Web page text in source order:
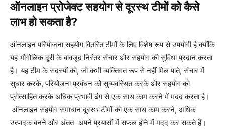
ऑनलाइन प्रोजेक्ट सहयोग से दूरस्थ टीमों को कैसे
लाभ हो सकता है?
ऑनलाइन परियोजना सहयोग वितरित टीमों के लिए विशेष रूप से उपयोगी है क्योंकि
यह भौगोलिक दूरी के बावजूद निरंतर संचार और सहयोग की सुविधा प्रदान करता
है। यह टीम के सदस्यों को, जो कभी व्यक्तिगत रूप से नहीं मिल पाते, संचार में
सुधार करके, परियोजना प्रबंधन को सुव्यवस्थित करके और सहयोग को
प्रोत्साहित करके अधिक प्रभावी ढंग से एक साथ काम करने में मदद करता है।
ऑनलाइन सहयोग समाधान दूरस्थ टीमों को एक साथ काम करने, अधिक
उत्पादक बनने और अंततः अपने प्रयासों में सफल होने में मदद कर सकते हैं।